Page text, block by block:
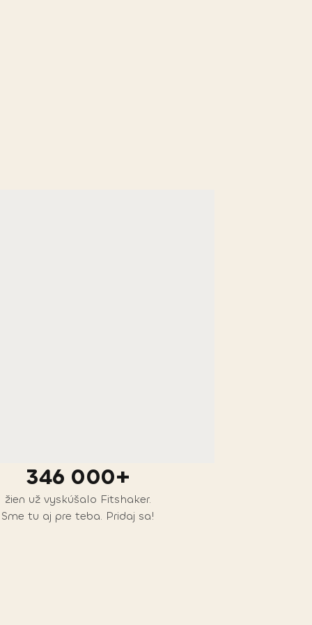
346 000+
žien už vyskúšalo Fitshaker.
Sme tu aj pre teba. Pridaj sa!